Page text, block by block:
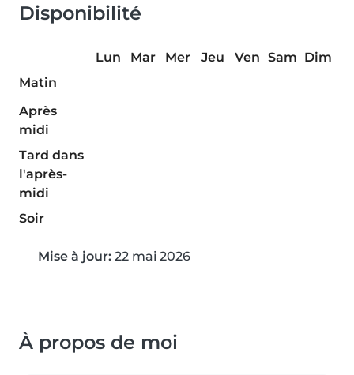
Disponibilité
Lun Mar Mer Jeu Ven Sam Dim
Matin
Après
midi
Tard dans
l'après-
midi
Soir
Mise à jour: 22 mai 2026
À propos de moi